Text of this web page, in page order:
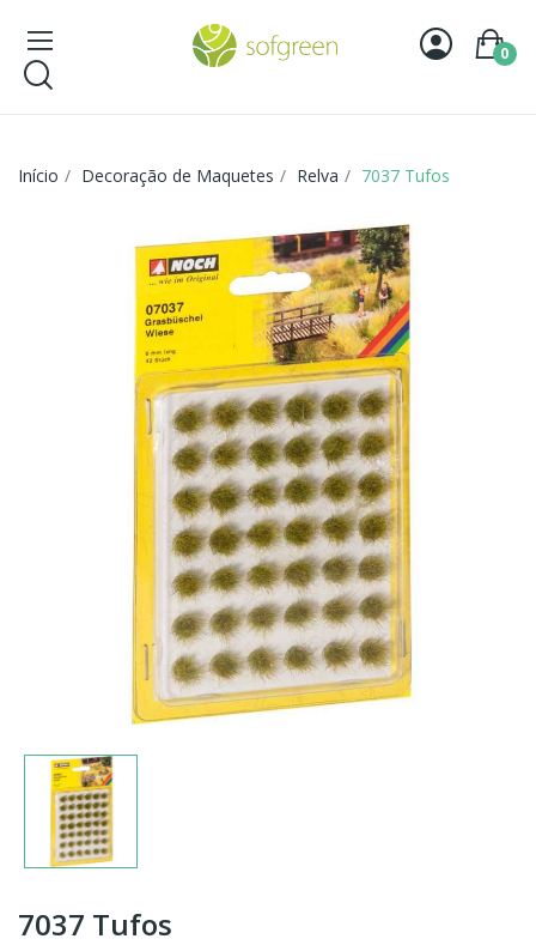
0
Início Decoração de Maquetes Relva 7037 Tufos
7037 Tufos